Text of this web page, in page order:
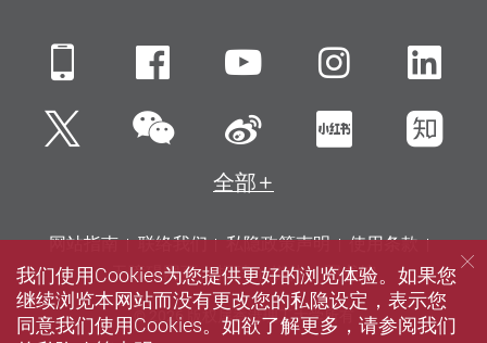
Mobile FacebookYouTube
Twitter微信 新浪微博小红书知
全部
网站指南 联络我们 私隐政策声明
使用条款
无障碍网页
招聘 媒体 图书馆
© 2026 版权属香港理工大学所有
我们使用Cookies为您提供更好的浏览体验。如果您
继续浏览本网站而没有更改您的私隐设定，表示您
同意我们使用Cookies。如欲了解更多，请参阅我们